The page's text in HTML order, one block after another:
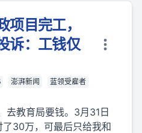
目完工，
诉：工钱仅
澎湃新闻
蓝领受雇者
去教育局要钱。3月31日
30万，可最后只给我和